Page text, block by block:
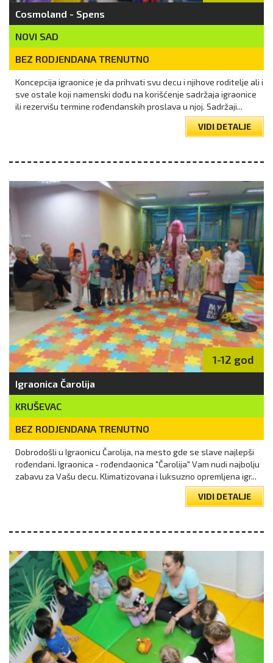
Cosmoland - Spens
NOVI SAD
BEZ RODJENDANA TRENUTNO
Koncepcija igraonice je da prihvati svu decu i njihove roditelje ali i
sve ostale koji namenski dođu na korišćenje sadržaja igraonice
ili rezervišu termine rođendanskih proslava u njoj. Sadržaji...
VIDI DETALJE
1-12 god
Igraonica Čarolija
KRUŠEVAC
BEZ RODJENDANA TRENUTNO
Dobrodošli u Igraonicu Čarolija, na mesto gde se slave najlepši
rođendani. Igraonica - rođendaonica "Čarolija" Vam nudi najbolju
zabavu za Vašu decu. Klimatizovana i luksuzno opremljena igr...
VIDI DETALJE